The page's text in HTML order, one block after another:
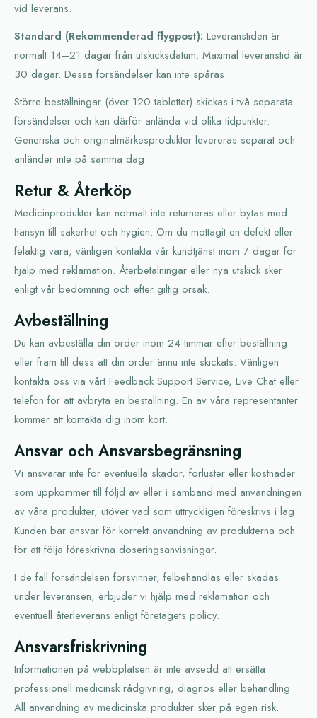
vid leverans.
Standard (Rekommenderad flygpost): Leveranstiden är
normalt 14–21 dagar från utskicksdatum. Maximal leveranstid är
30 dagar. Dessa försändelser kan inte spåras.
Större beställningar (över 120 tabletter) skickas i två separata
försändelser och kan därför anlända vid olika tidpunkter.
Generiska och originalmärkesprodukter levereras separat och
anländer inte på samma dag.
Retur & Återköp
Medicinprodukter kan normalt inte returneras eller bytas med
hänsyn till säkerhet och hygien. Om du mottagit en defekt eller
felaktig vara, vänligen kontakta vår kundtjänst inom 7 dagar för
hjälp med reklamation. Återbetalningar eller nya utskick sker
enligt vår bedömning och efter giltig orsak.
Avbeställning
Du kan avbeställa din order inom 24 timmar efter beställning
eller fram till dess att din order ännu inte skickats. Vänligen
kontakta oss via vårt Feedback Support Service, Live Chat eller
telefon för att avbryta en beställning. En av våra representanter
kommer att kontakta dig inom kort.
Ansvar och Ansvarsbegränsning
Vi ansvarar inte för eventuella skador, förluster eller kostnader
som uppkommer till följd av eller i samband med användningen
av våra produkter, utöver vad som uttryckligen föreskrivs i lag.
Kunden bär ansvar för korrekt användning av produkterna och
för att följa föreskrivna doseringsanvisningar.
I de fall försändelsen försvinner, felbehandlas eller skadas
under leveransen, erbjuder vi hjälp med reklamation och
eventuell återleverans enligt företagets policy.
Ansvarsfriskrivning
Informationen på webbplatsen är inte avsedd att ersätta
professionell medicinsk rådgivning, diagnos eller behandling.
All användning av medicinska produkter sker på egen risk.